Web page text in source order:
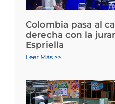
Colombia pasa al
derecha con la
Espriella
Leer Más >>